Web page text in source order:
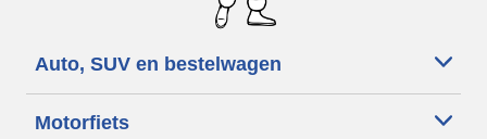
Auto, SUV en bestelwagen
Motorfiets